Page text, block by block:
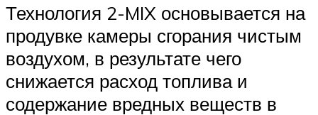
Технология 2-MIX основывается на
продувке камеры сгорания чистым
воздухом, в результате чего
снижается расход топлива и
содержание вредных веществ в